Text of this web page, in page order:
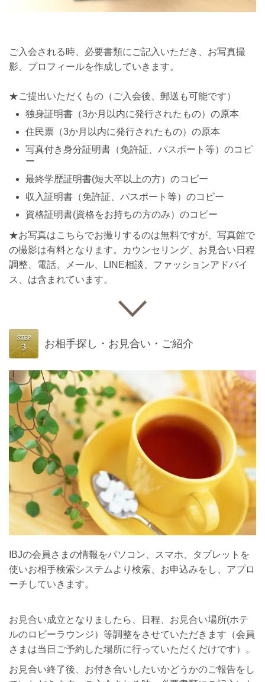
ご入会される時、必要書類にご記入いただき、お写真撮
影、プロフィールを作成していきます。
★ご提出いただくもの（ご入会後、郵送も可能です）
独身証明書（3か月以内に発行されたもの）の原本
住民票（3か月以内に発行されたもの）の原本
写真付き身分証明書（免許証、パスポート等）のコピ
ー
最終学歴証明書(短大卒以上の方）のコピー
収入証明書（免許証、パスポート等）のコピー
資格証明書(資格をお持ちの方のみ）のコピー
★お写真はこちらでお撮りするのは無料ですが、写真館で
の撮影は有料となります。カウンセリング、お見合い日程
調整、電話、メール、LINE相談、ファッションアドバイ
ス、は含まれています。
お相手探し・お見合い・ご紹介
IBJの会員さまの情報をパソコン、スマホ、タブレットを
使いお相手検索システムより検索、お申込みをし、アプロ
ーチしていきます。
お見合い成立となりましたら、日程、お見合い場所(ホテ
ルのロビーラウンジ）等調整をさせていただきます（会員
さまは当日ご予約した場所に行っていただくだけです）。
お見合い終了後、お付き合いしたいかどうかのご報告をし